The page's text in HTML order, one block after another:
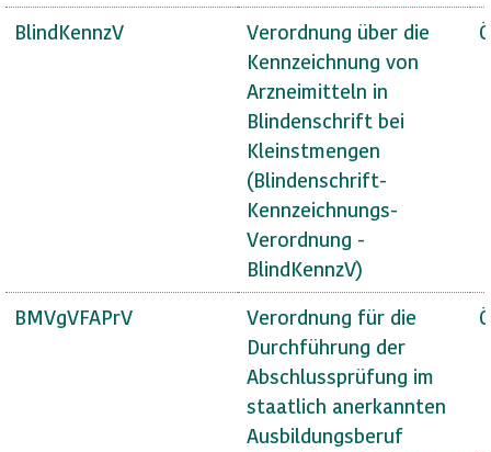
BlindKennzV
Verordnung über die
Kennzeichnung von
Arzneimitteln in
Blindenschrift bei
Kleinstmengen
(Blindenschrift-
Kennzeichnungs-
Verordnung -
BlindKennzV)
BMVgVFAPrV
Verordnung für die
Durchführung der
Abschlussprüfung im
staatlich anerkannten
Ausbildungsberuf